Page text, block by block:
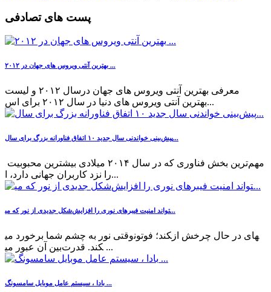
پست های تصادفی
بهترین آنتی ویروس های جهان در ۲۰۱۲ ...
معرفی بهترین آنتی ویروس های جهان درسال ۲۰۱۲ و لیست
بهترین آنتی ویروس های دنیا در سال ۲۰۱۲ برای اس...
پیش‌بینی خواندنی سال جدید ۱۰ اتفاق فناورانه بزرگ برای سال...
را نزد کاربران جهانی دارد، ا...
شکل جدیدی از نور که می‎تواند امنیت فیبرهای نوری را افزایش...
وقتی نور به چشم شما برخورد می‎کند؛ فوتون‎های در حال چرخش از
بین آن عبور می‎کند. قدرت ...
بادا ، سیستم عامل موبایل سامسونگ ...